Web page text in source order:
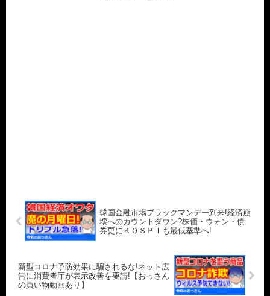
韓国金融市場ブラックマンデー到来!経済崩
壊へのカウントダウン?株価・ウォン・債
券更にＫＯＳＰＩも最低基準へ!
新型コロナ予防効果に騙されるな!ネット広
告に消費者庁が表示改善を要請!【おっさん
の買い物動画あり】